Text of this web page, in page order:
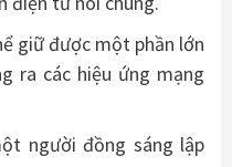
giữ được một phần lớn
ra các hiệu ứng mạng
người đồng sáng lập